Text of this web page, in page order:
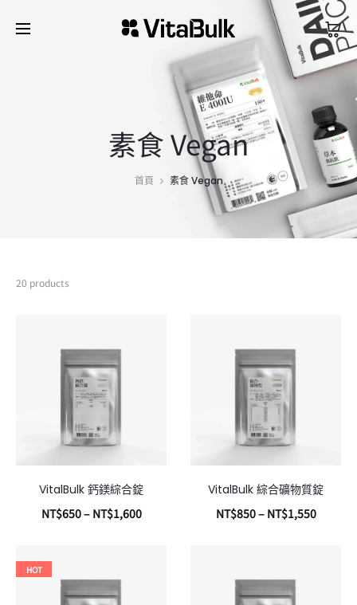
素食 Vegan
首頁 素食 Vegan
20 products
VitalBulk 鈣鎂綜合錠
NT$650– NT$1,600
VitalBulk 綜合礦物質錠
NT$850– NT$1,550
HOT